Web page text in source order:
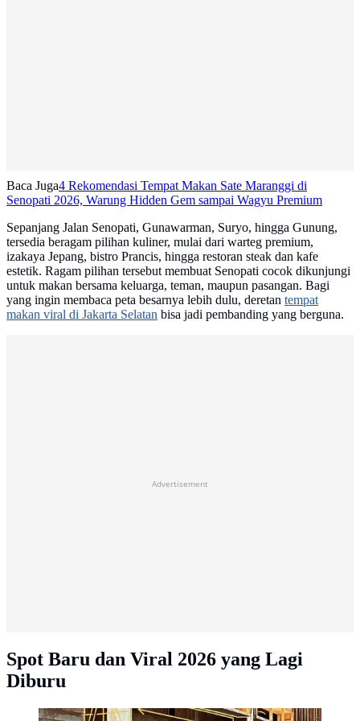
Baca Juga4 Rekomendasi Tempat Makan Sate Maranggi di
Senopati 2026, Warung Hidden Gem sampai Wagyu Premium
Sepanjang Jalan Senopati, Gunawarman, Suryo, hingga Gunung,
tersedia beragam pilihan kuliner, mulai dari warteg premium,
izakaya Jepang, bistro Prancis, hingga restoran steak dan kafe
estetik. Ragam pilihan tersebut membuat Senopati cocok dikunjungi
untuk makan bersama keluarga, teman, maupun pasangan. Bagi
yang ingin membaca peta besarnya lebih dulu, deretan tempat
makan viral di Jakarta Selatan bisa jadi pembanding yang berguna.
Advertisement
Spot Baru dan Viral 2026 yang Lagi
Diburu